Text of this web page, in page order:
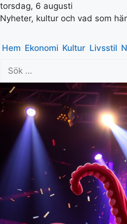
torsdag, 6 augusti
Nyheter, kultur och vad som
Hem Ekonomi Kultur Livsstil
Sök
efter: